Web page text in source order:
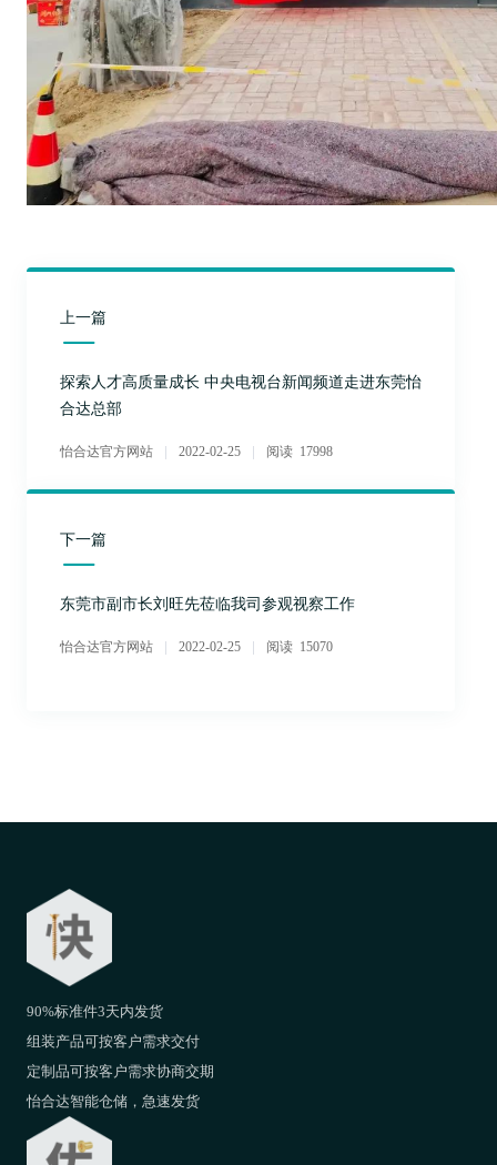
上一篇
探索人才高质量成长 中央电视台新闻频道走进东莞怡
合达总部
怡合达官方网站 2022-02-25 阅读 17998
下一篇
东莞市副市长刘旺先莅临我司参观视察工作
怡合达官方网站 2022-02-25 阅读 15070
90%标准件3天内发货
组装产品可按客户需求交付
定制品可按客户需求协商交期
怡合达智能仓储，急速发货